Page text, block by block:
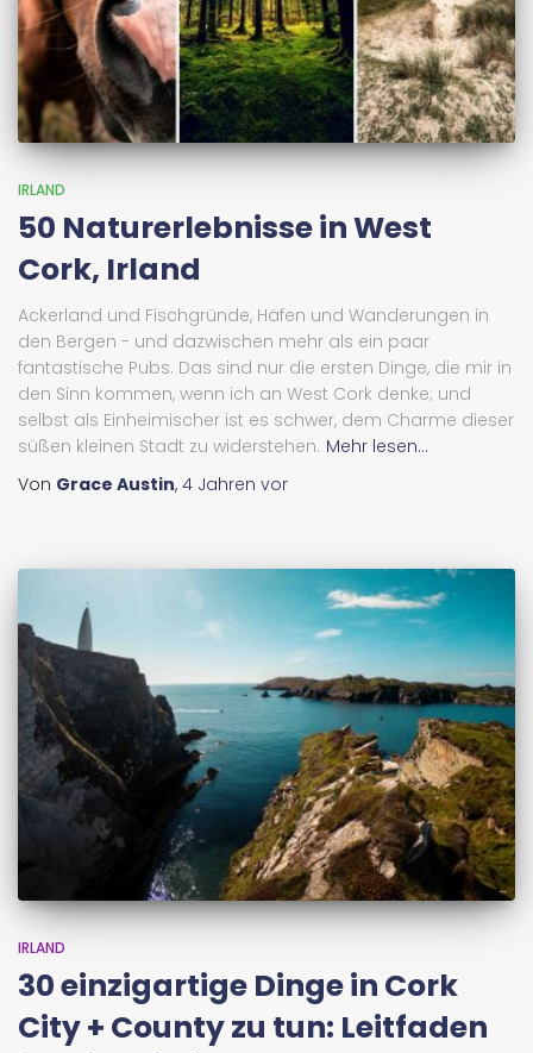
IRLAND
50 Naturerlebnisse in West
Cork, Irland
Ackerland und Fischgründe, Häfen und Wanderungen in
den Bergen - und dazwischen mehr als ein paar
fantastische Pubs. Das sind nur die ersten Dinge, die mir in
den Sinn kommen, wenn ich an West Cork denke; und
selbst als Einheimischer ist es schwer, dem Charme dieser
süßen kleinen Stadt zu widerstehen. Mehr lesen...
Von Grace Austin, 4 Jahren vor
IRLAND
30 einzigartige Dinge in Cork
City + County zu tun: Leitfaden